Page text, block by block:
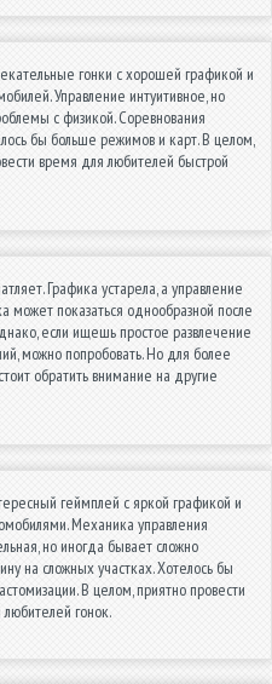
гонки с хорошей графикой и
Управление интуитивное, но
с физикой. Соревнования
бы больше режимов и карт. В целом,
время для любителей быстрой
Графика устарела, а управление
может показаться однообразной после
если ищешь простое развлечение
можно попробовать. Но для более
обратить внимание на другие
геймплей с яркой графикой и
Механика управления
но иногда бывает сложно
на сложных участках. Хотелось бы
В целом, приятно провести
гонок.